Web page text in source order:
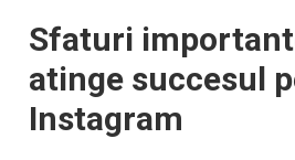
Sfaturi
atinge succesul
Instagram